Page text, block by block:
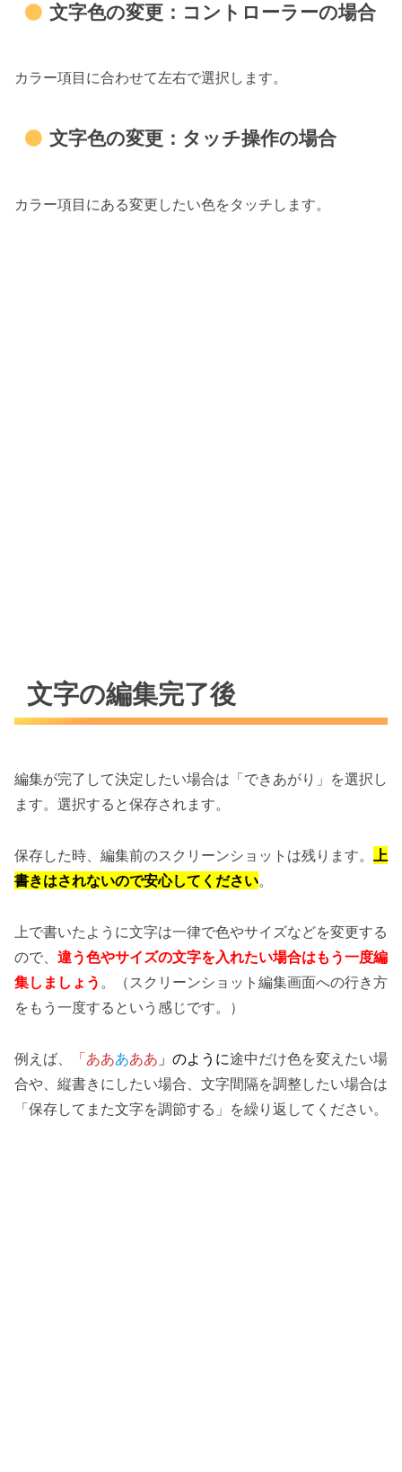
文字色の変更：コントローラーの場合
カラー項目に合わせて左右で選択します。
文字色の変更：タッチ操作の場合
カラー項目にある変更したい色をタッチします。
文字の編集完了後
編集が完了して決定したい場合は「できあがり」を選択し
ます。選択すると保存されます。
保存した時、編集前のスクリーンショットは残ります。 上
書きはされないので安心してください。
上で書いたように文字は一律で色やサイズなどを変更する
ので、 違う色やサイズの文字を入れたい場合はもう一度編
集しましょう 。（スクリーンショット編集画面への行き方
をもう一度するという感じです。）
例えば、 「あああああ 」のように途中だけ色を変えたい場
合や、縦書きにしたい場合、文字間隔を調整したい場合は
「保存してまた文字を調節する」を繰り返してください。